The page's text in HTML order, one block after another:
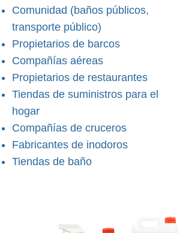
Comunidad (baños públicos,
transporte público)
Propietarios de barcos
Compañías aéreas
Propietarios de restaurantes
Tiendas de suministros para el
hogar
Compañías de cruceros
Fabricantes de inodoros
Tiendas de baño